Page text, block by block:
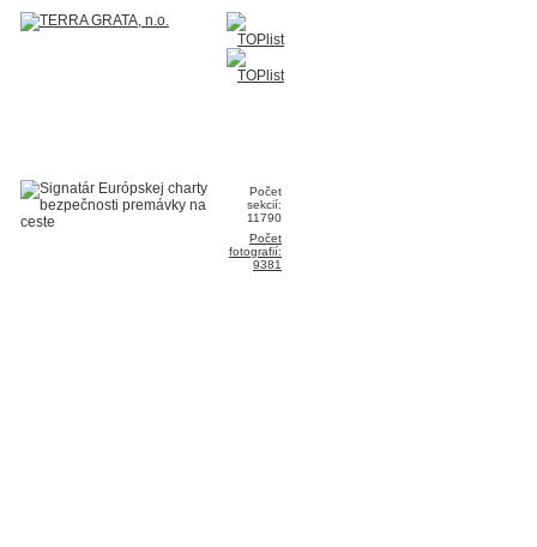
Počet
sekcií:
11790
Počet
fotografií:
9381